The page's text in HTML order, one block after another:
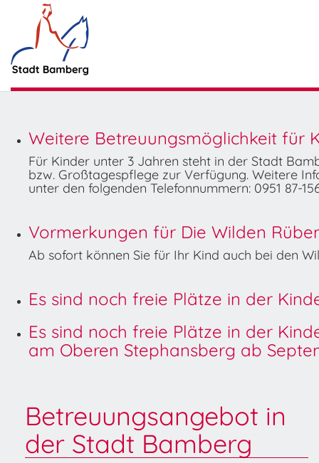
Weitere Betreuungsmöglichkeit für
Für Kinder unter 3 Jahren steht in der Stadt
bzw. Großtagespflege zur Verfügung. Weitere
unter den folgenden Telefonnummern: 0951 87-
Vormerkungen für Die Wilden
Ab sofort können Sie für Ihr Kind auch bei den
Es sind noch freie Plätze in der
Es sind noch freie Plätze in der
am Oberen Stephansberg ab
Betreuungsangebot in
der Stadt Bamberg